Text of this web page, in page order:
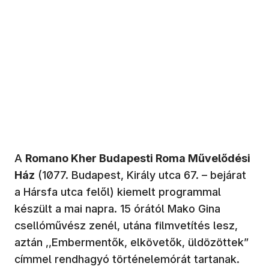
A Romano Kher Budapesti Roma Művelődési
Ház (1077. Budapest, Király utca 67. – bejárat
a Hársfa utca felől) kiemelt programmal
készült a mai napra. 15 órától Mako Gina
csellóművész zenél, utána filmvetítés lesz,
aztán ,,Embermentők, elkövetők, üldözöttek”
címmel rendhagyó történelemórát tartanak.